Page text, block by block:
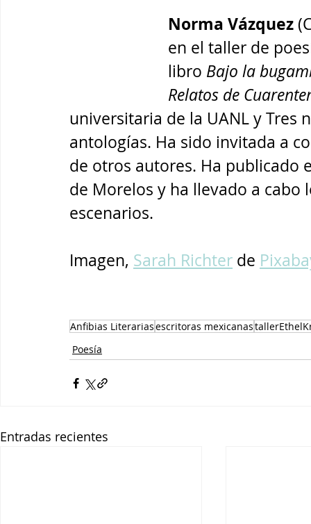
Norma Vázquez
en el taller de
libro Bajo la
Relatos de
universitaria de la UANL y Tres
antologías. Ha sido invitada a
de otros autores. Ha publicado
de Morelos y ha llevado a
escenarios.
Imagen, Sarah Richter de
Anfibias Literariasescritoras mexicanas
Poesía
Entradas recientes